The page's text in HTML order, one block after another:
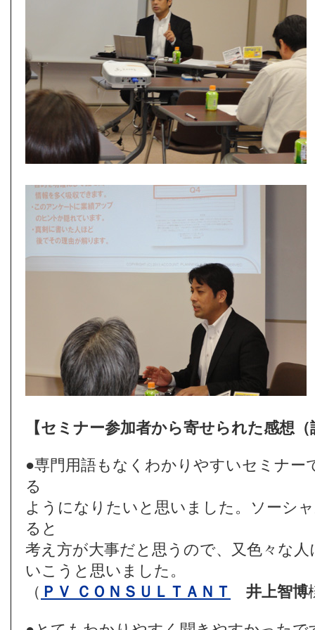
【セミナー参加者から寄せられた感想（
●専門用語もなくわかりやすいセミナー
る
ようになりたいと思いました。ソーシ
ると
考え方が大事だと思うので、又色々な
いこうと思いました。
（ ＰＶ ＣＯＮＳＵＬＴＡＮＴ 井上智博